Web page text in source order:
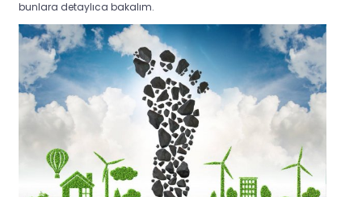
bunlara detaylıca bakalım.